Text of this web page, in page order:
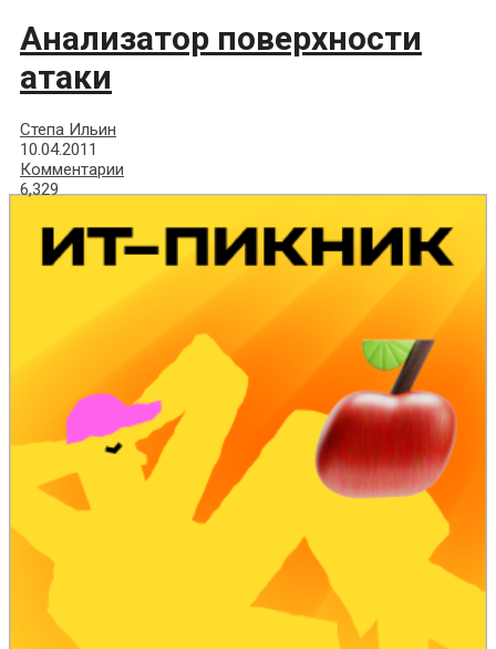
Анализатор поверхности
атаки
Степа Ильин
10.04.2011
Комментарии
6,329